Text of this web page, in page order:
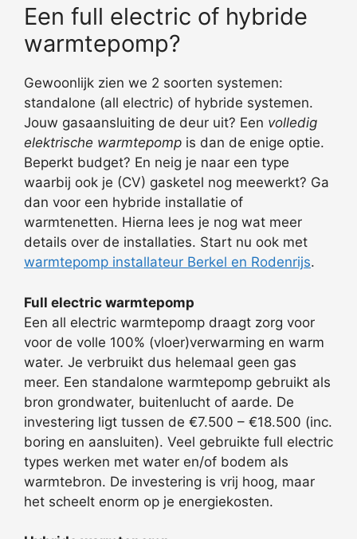
Een full electric of hybride
warmtepomp?
Gewoonlijk zien we 2 soorten systemen:
standalone (all electric) of hybride systemen.
Jouw gasaansluiting de deur uit? Een volledig
elektrische warmtepomp is dan de enige optie.
Beperkt budget? En neig je naar een type
waarbij ook je (CV) gasketel nog meewerkt? Ga
dan voor een hybride installatie of
warmtenetten. Hierna lees je nog wat meer
details over de installaties. Start nu ook met
warmtepomp installateur Berkel en Rodenrijs.
Full electric warmtepomp
Een all electric warmtepomp draagt zorg voor
voor de volle 100% (vloer)verwarming en warm
water. Je verbruikt dus helemaal geen gas
meer. Een standalone warmtepomp gebruikt als
bron grondwater, buitenlucht of aarde. De
investering ligt tussen de €7.500 – €18.500 (inc.
boring en aansluiten). Veel gebruikte full electric
types werken met water en/of bodem als
warmtebron. De investering is vrij hoog, maar
het scheelt enorm op je energiekosten.